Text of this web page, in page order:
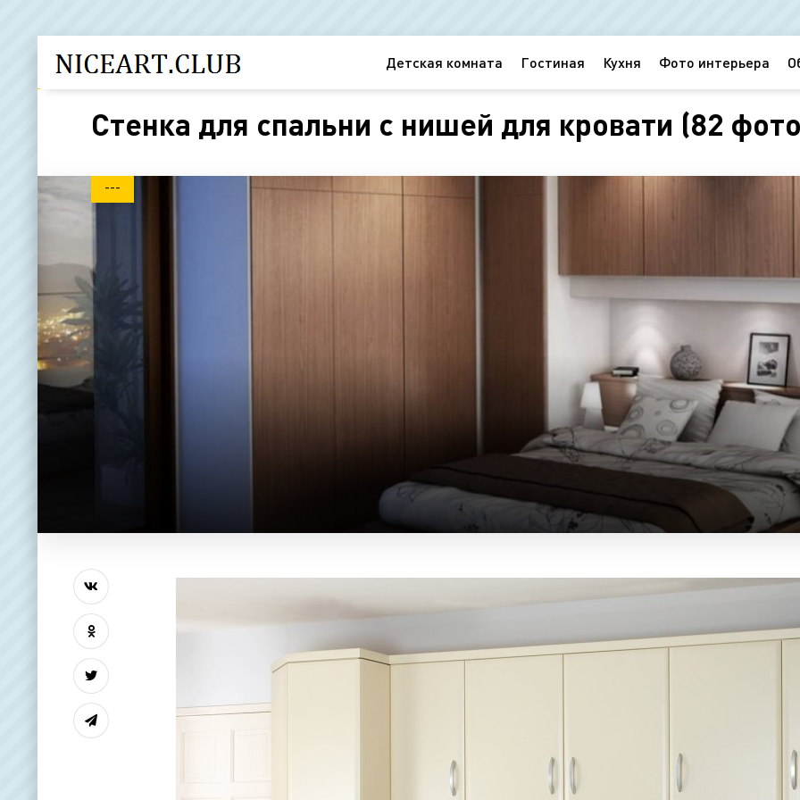
Детская комната Гостиная Кухня Фото интерьера
Стенка для спальни с нишей для кровати (82
---